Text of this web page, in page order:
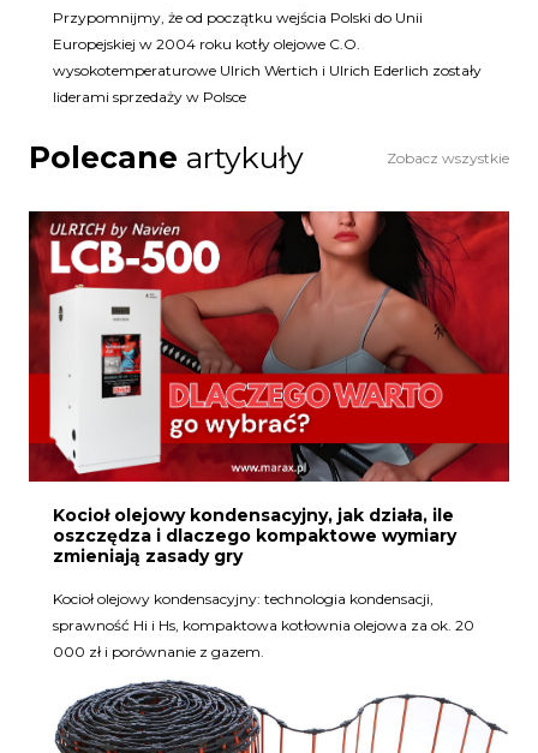
Przypomnijmy, że od początku wejścia Polski do Unii
Europejskiej w 2004 roku kotły olejowe C.O.
wysokotemperaturowe Ulrich Wertich i Ulrich Ederlich zostały
liderami sprzedaży w Polsce
Polecane artykuły Zobacz wszystkie
Kocioł olejowy kondensacyjny, jak działa, ile
oszczędza i dlaczego kompaktowe wymiary
zmieniają zasady gry
Kocioł olejowy kondensacyjny: technologia kondensacji,
sprawność Hi i Hs, kompaktowa kotłownia olejowa za ok. 20
000 zł i porównanie z gazem.